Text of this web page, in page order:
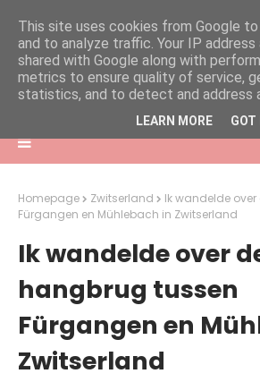
Homepage Zwitserland
Ik wandelde
Fürgangen en Mühlebach in Zwitserland
Ik wandelde over
hangbrug tussen
Fürgangen en
Zwitserland
This site uses cookies from Google
and to analyze traffic. Your IP address
shared with Google along with
metrics to ensure quality of service,
statistics, and to detect and address
LEARN MORE GOT